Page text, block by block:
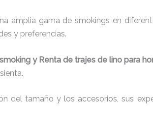
amplia gama de smokings en
y preferencias.
y Renta de trajes de lino para
del tamaño y los accesorios, sus